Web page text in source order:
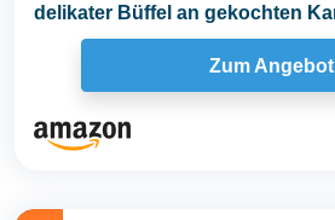
delikater Büffel an gekochten
Zum Angebot